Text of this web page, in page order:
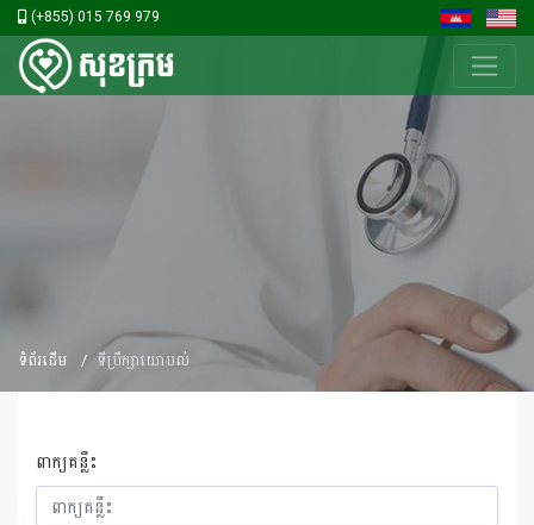
(+855) 015 769 979
ទំព័រដើម ទីប្រឹក្សាយោបល់
ពាក្យគន្លឹះ